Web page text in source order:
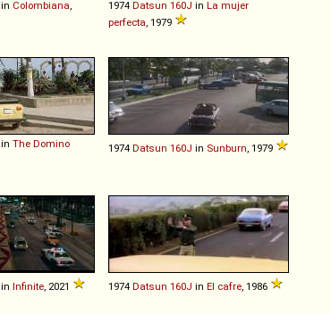
in Colombiana 1974 Datsun 160J in La mujer
perfecta , 1979
in The Domino
1974 Datsun 160J in Sunburn , 1979
in Infinite , 2021 1974 Datsun 160J in El cafre , 1986